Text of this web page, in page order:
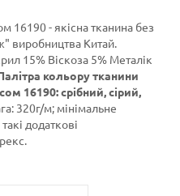
16190 - якісна тканина без
виробництва Китай.
15% Віскоза 5% Металік
кольору тканини
16190: срібний, сірий,
320г/м; мінімальне
додаткові